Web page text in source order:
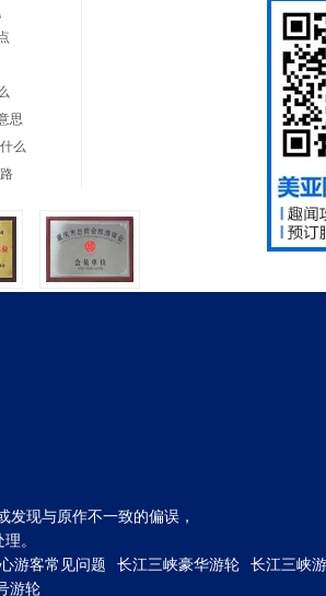
思
么
现与原作不一致的偏误，
。
游客常见问题 长江三峡豪华游轮 长江三峡
游轮